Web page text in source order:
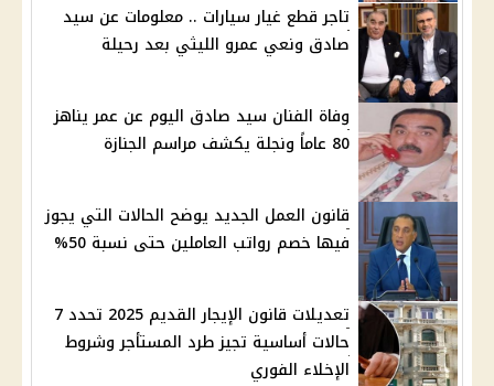
تاجر قطع غيار سيارات .. معلومات عن سيد
صادق ونعي عمرو الليثي بعد رحيلة
وفاة الفنان سيد صادق اليوم عن عمر يناهز
80 عاماً ونجلة يكشف مراسم الجنازة
قانون العمل الجديد يوضح الحالات التي يجوز
فيها خصم رواتب العاملين حتى نسبة 50%
تعديلات قانون الإيجار القديم 2025 تحدد 7
حالات أساسية تجيز طرد المستأجر وشروط
الإخلاء الفوري